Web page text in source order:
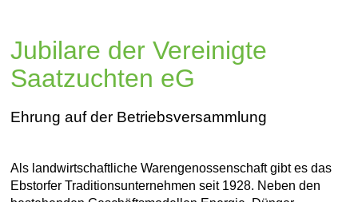
Jubilare der Vereinigte
Saatzuchten eG
Ehrung auf der Betriebsversammlung
Als landwirtschaftliche Warengenossenschaft gibt es das
Ebstorfer Traditionsunternehmen seit 1928. Neben den